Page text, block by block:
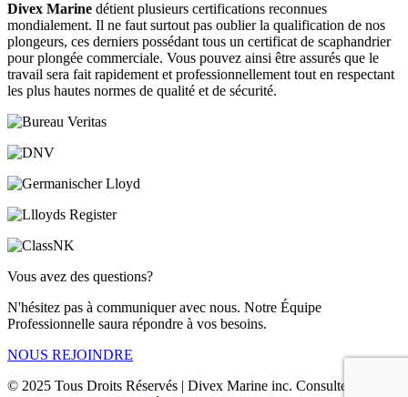
Divex Marine détient plusieurs certifications reconnues
mondialement. Il ne faut surtout pas oublier la qualification de nos
plongeurs, ces derniers possédant tous un certificat de scaphandrier
pour plongée commerciale. Vous pouvez ainsi être assurés que le
travail sera fait rapidement et professionnellement tout en respectant
les plus hautes normes de qualité et de sécurité.
Vous avez des questions?
N'hésitez pas à communiquer avec nous. Notre Équipe
Professionnelle saura répondre à vos besoins.
NOUS REJOINDRE
© 2025 Tous Droits Réservés | Divex Marine inc. Consultez la